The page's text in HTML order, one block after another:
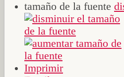
tamaño de la fuente
Imprimir